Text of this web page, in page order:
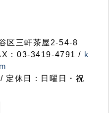
区三軒茶屋2-54-8
：03-3419-4791 / k
定休日：日曜日・祝